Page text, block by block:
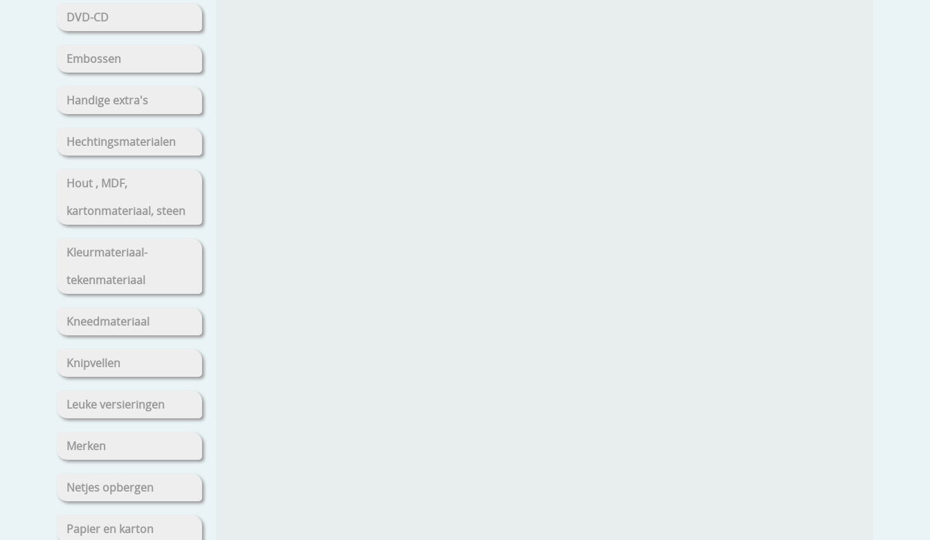
DVD-CD
Embossen
Handige extra's
Hechtingsmaterialen
Hout , MDF,
kartonmateriaal, steen
Kleurmateriaal-
tekenmateriaal
Kneedmateriaal
Knipvellen
Leuke versieringen
Merken
Netjes opbergen
Papier en karton